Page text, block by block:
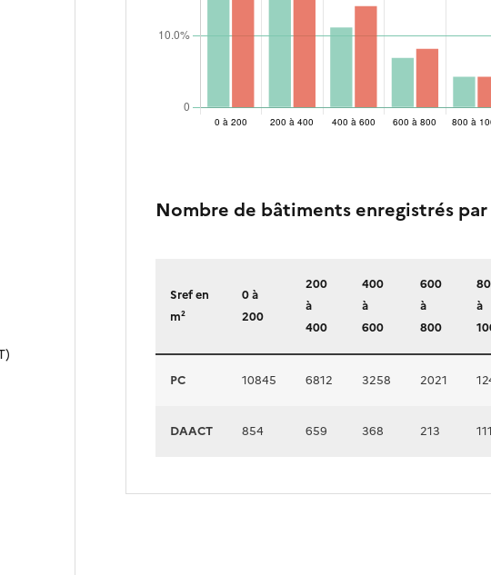
Nombre de bâtiments enregistrés
Sref en
m²
0 à
200
200
à
400
400
à
600
600
à
800
à
PC 10845 6812 3258 2021
DAACT 854 659 368 213 111